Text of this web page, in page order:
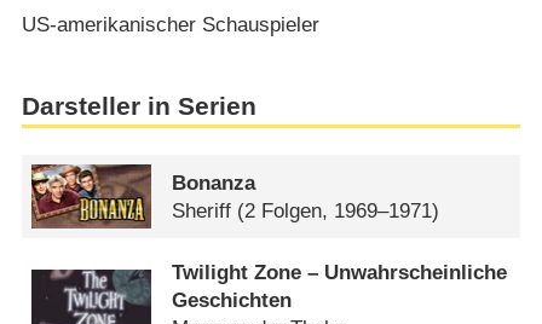
US-amerikanischer Schauspieler
Darsteller in Serien
Bonanza
Sheriff (2 Folgen, 1969–1971)
Twilight Zone – Unwahrscheinliche
Geschichten